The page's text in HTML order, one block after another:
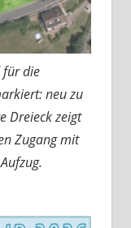
für die
neu zu
Dreieck zeigt
Zugang mit